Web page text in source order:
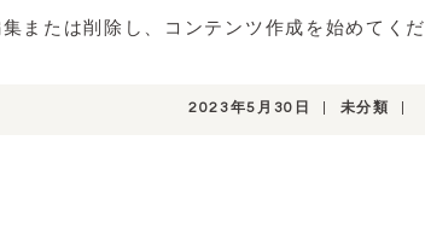
または削除し、コンテンツ作成を始めてくだ
2023年5月30日 未分類